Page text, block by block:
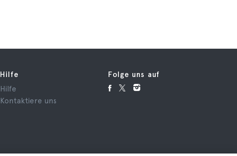
Hilfe
Hilfe
Kontaktiere uns
Folge uns auf